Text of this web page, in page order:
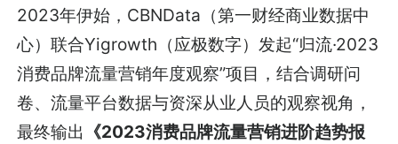
2023年伊始，CBNData（第一财经商业数据中
心）联合Yigrowth（应极数字）发起“归流·2023
消费品牌流量营销年度观察”项目，结合调研问
卷、流量平台数据与资深从业人员的观察视角，
最终输出 《2023消费品牌流量营销进阶趋势报